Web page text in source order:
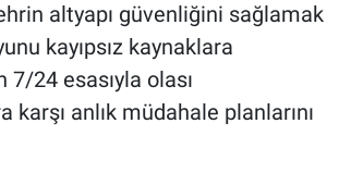
altyapı güvenliğini sağlamak
kayıpsız kaynaklara
7/24 esasıyla olası
karşı anlık müdahale planlarını